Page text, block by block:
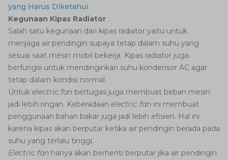
yang Harus Diketahui
Kegunaan Kipas Radiator
Salah satu kegunaan dari kipas radiator yaitu untuk
menjaga air pendingin supaya tetap dalam suhu yang
sesuai saat mesin mobil bekerja. Kipas radiator juga
berfungsi untuk mendinginkan suhu kondensor AC agar
tetap dalam kondisi normal.
Untuk electric fan bertugas juga membuat beban mesin
jadi lebih ringan. Keberadaan electric fan ini membuat
penggunaan bahan bakar juga jadi lebih efisien. Hal ini
karena kipas akan berputar ketika air pendingin berada pada
suhu yang terlalu tinggi.
Electric fan hanya akan berhenti berputar jika air pendingin